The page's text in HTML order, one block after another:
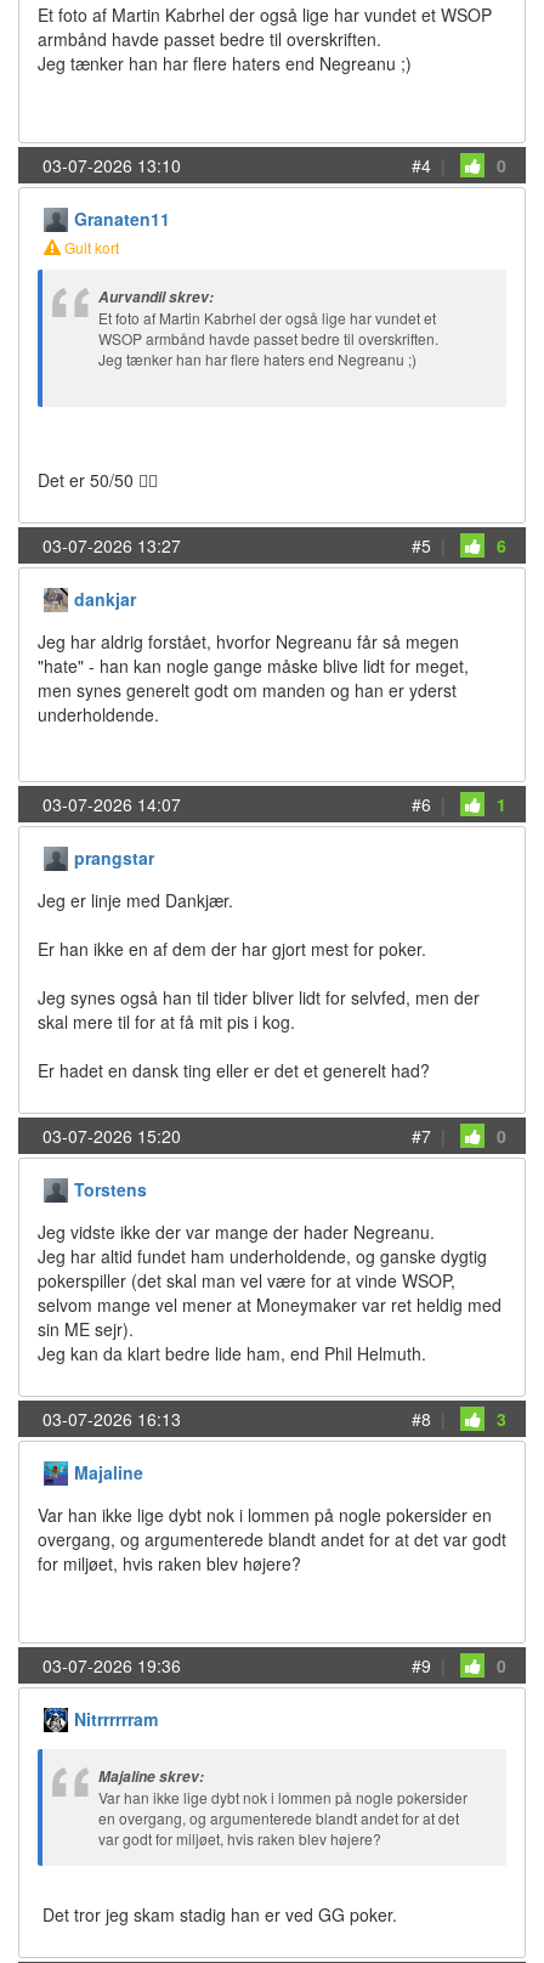
Et foto af Martin Kabrhel der også lige har vundet et WSOP
armbånd havde passet bedre til overskriften.
Jeg tænker han har flere haters end Negreanu ;)
03-07-2026 13:10 #4 | 0
Granaten11
Gult kort
Aurvandil skrev:
Et foto af Martin Kabrhel der også lige har vundet et
WSOP armbånd havde passet bedre til overskriften.
Jeg tænker han har flere haters end Negreanu ;)
Det er 50/50 🤷‍♀️
03-07-2026 13:27 #5 | 6
dankjar
Jeg har aldrig forstået, hvorfor Negreanu får så megen
"hate" - han kan nogle gange måske blive lidt for meget,
men synes generelt godt om manden og han er yderst
underholdende.
03-07-2026 14:07 #6 | 1
prangstar
Jeg er linje med Dankjær.
Er han ikke en af dem der har gjort mest for poker.
Jeg synes også han til tider bliver lidt for selvfed, men der
skal mere til for at få mit pis i kog.
Er hadet en dansk ting eller er det et generelt had?
03-07-2026 15:20 #7 | 0
Torstens
Jeg vidste ikke der var mange der hader Negreanu.
Jeg har altid fundet ham underholdende, og ganske dygtig
pokerspiller (det skal man vel være for at vinde WSOP,
selvom mange vel mener at Moneymaker var ret heldig med
sin ME sejr).
Jeg kan da klart bedre lide ham, end Phil Helmuth.
03-07-2026 16:13 #8 | 3
Majaline
Var han ikke lige dybt nok i lommen på nogle pokersider en
overgang, og argumenterede blandt andet for at det var godt
for miljøet, hvis raken blev højere?
03-07-2026 19:36 #9 | 0
Nitrrrrrram
Majaline skrev:
Var han ikke lige dybt nok i lommen på nogle pokersider
en overgang, og argumenterede blandt andet for at det
var godt for miljøet, hvis raken blev højere?
Det tror jeg skam stadig han er ved GG poker.